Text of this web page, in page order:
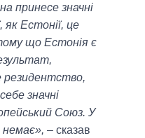
принесе значні
як Естонії, це
що Естонія є
резидентство,
значні
Союз. У
– сказав